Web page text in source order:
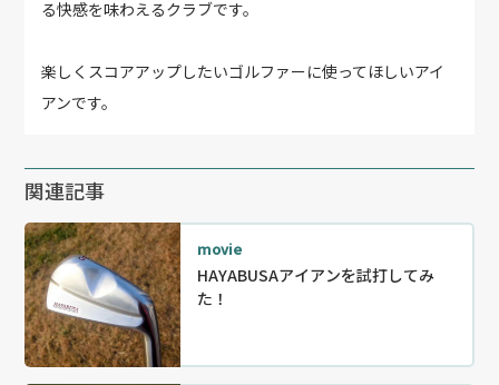
る快感を味わえるクラブです。
楽しくスコアアップしたいゴルファーに使ってほしいアイ
アンです。
関連記事
movie
HAYABUSAアイアンを試打してみ
た！